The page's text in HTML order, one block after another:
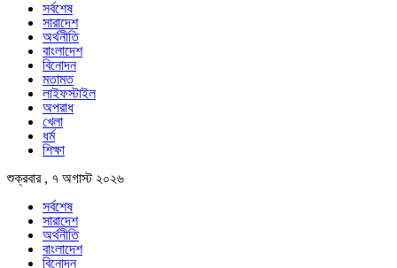
সর্বশেষ
সারাদেশ
অর্থনীতি
বাংলাদেশ
বিনোদন
মতামত
লাইফস্টাইল
অপরাধ
খেলা
ধর্ম
শিক্ষা
শুক্রবার , ৭ অগাস্ট ২০২৬
সর্বশেষ
সারাদেশ
অর্থনীতি
বাংলাদেশ
বিনোদন